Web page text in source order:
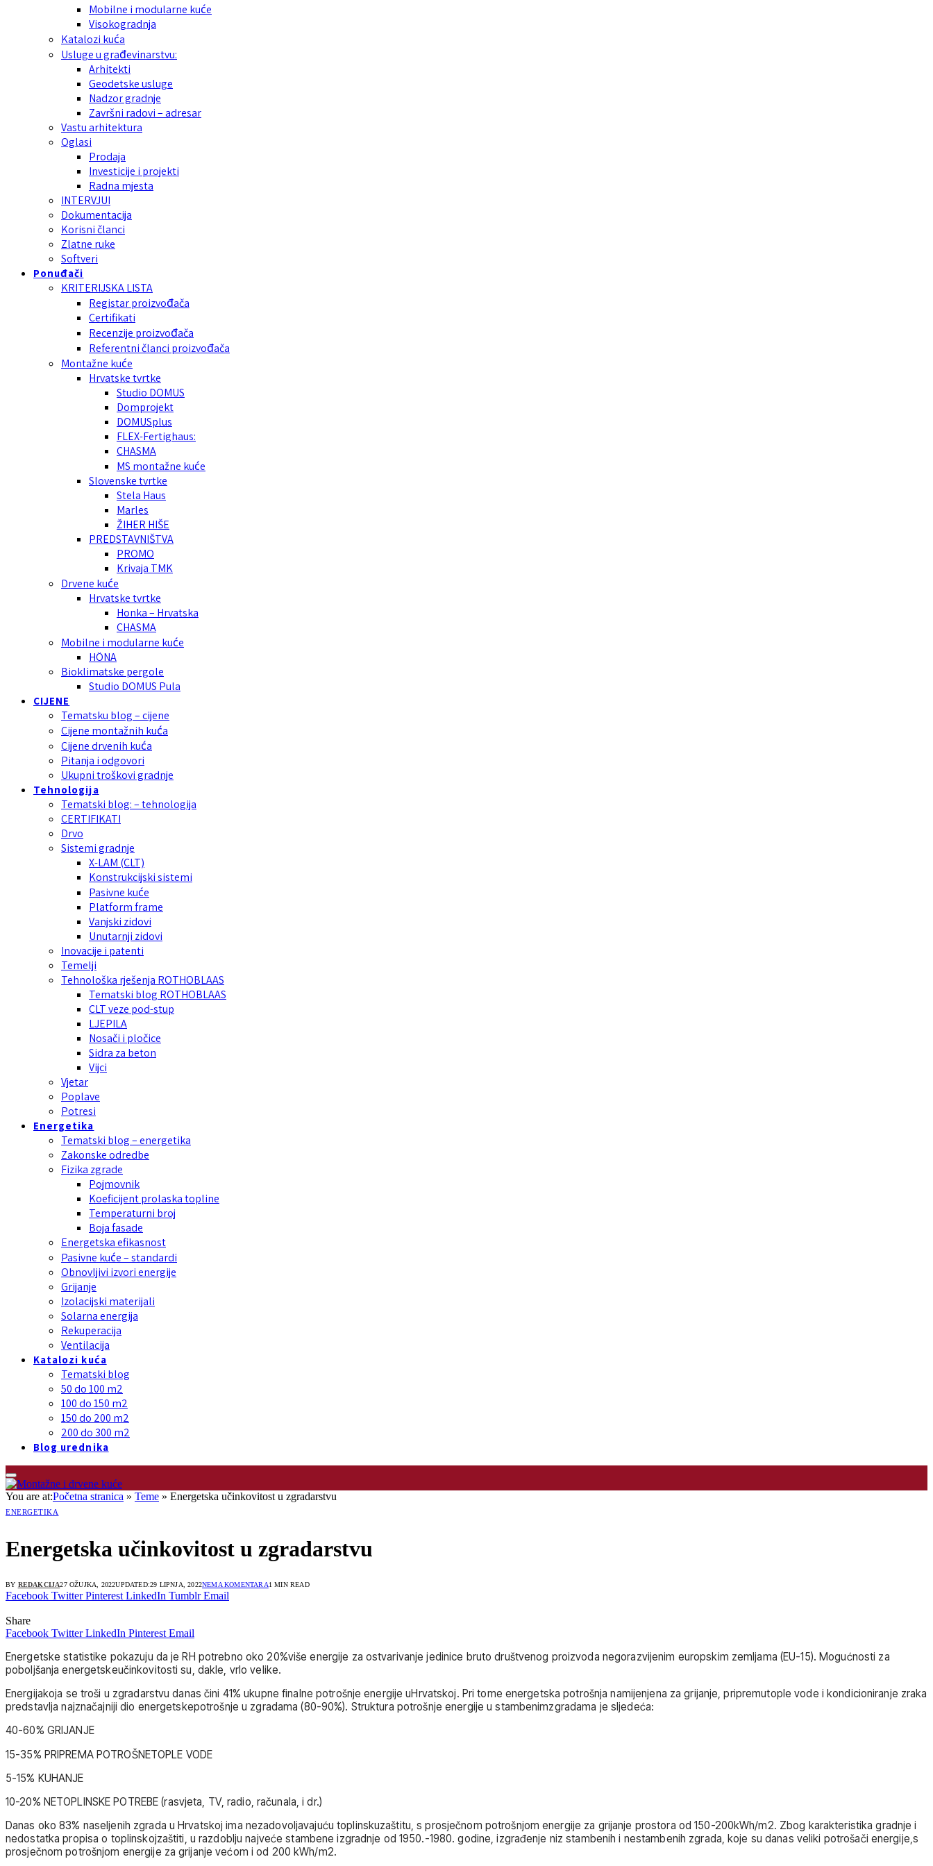
Mobilne i modularne kuće
Visokogradnja
Katalozi kuća
Usluge u građevinarstvu:
Arhitekti
Geodetske usluge
Nadzor gradnje
Završni radovi – adresar
Vastu arhitektura
Oglasi
Prodaja
Investicije i projekti
Radna mjesta
INTERVJUI
Dokumentacija
Korisni članci
Zlatne ruke
Softveri
Ponuđači
KRITERIJSKA LISTA
Registar proizvođača
Certifikati
Recenzije proizvođača
Referentni članci proizvođača
Montažne kuće
Hrvatske tvrtke
Studio DOMUS
Domprojekt
DOMUSplus
FLEX-Fertighaus:
CHASMA
MS montažne kuće
Slovenske tvrtke
Stela Haus
Marles
ŽIHER HIŠE
PREDSTAVNIŠTVA
PROMO
Krivaja TMK
Drvene kuće
Hrvatske tvrtke
Honka – Hrvatska
CHASMA
Mobilne i modularne kuće
HÖNA
Bioklimatske pergole
Studio DOMUS Pula
CIJENE
Tematsku blog – cijene
Cijene montažnih kuća
Cijene drvenih kuća
Pitanja i odgovori
Ukupni troškovi gradnje
Tehnologija
Tematski blog: – tehnologija
CERTIFIKATI
Drvo
Sistemi gradnje
X-LAM (CLT)
Konstrukcijski sistemi
Pasivne kuće
Platform frame
Vanjski zidovi
Unutarnji zidovi
Inovacije i patenti
Temelji
Tehnološka rješenja ROTHOBLAAS
Tematski blog ROTHOBLAAS
CLT veze pod-stup
LJEPILA
Nosači i pločice
Sidra za beton
Vijci
Vjetar
Poplave
Potresi
Energetika
Tematski blog – energetika
Zakonske odredbe
Fizika zgrade
Pojmovnik
Koeficijent prolaska topline
Temperaturni broj
Boja fasade
Energetska efikasnost
Pasivne kuće – standardi
Obnovljivi izvori energije
Grijanje
Izolacijski materijali
Solarna energija
Rekuperacija
Ventilacija
Katalozi kuća
Tematski blog
50 do 100 m2
100 do 150 m2
150 do 200 m2
200 do 300 m2
Blog urednika
You are at:Početna stranica » Teme » Energetska učinkovitost u zgradarstvu
ENERGETIKA
Energetska učinkovitost u zgradarstvu
BY REDAKCIJA27 OŽUJKA, 2022UPDATED:29 LIPNJA, 2022NEMA KOMENTARA1 MIN READ
Facebook Twitter Pinterest LinkedIn Tumblr Email
Share
Facebook Twitter LinkedIn Pinterest Email
Energetske statistike pokazuju da je RH potrebno oko 20%više energije za ostvarivanje jedinice bruto društvenog proizvoda negorazvijenim europskim zemljama (EU-15). Mogućnosti za
poboljšanja energetskeučinkovitosti su, dakle, vrlo velike.
​Energijakoja se troši u zgradarstvu danas čini 41% ukupne finalne potrošnje energije uHrvatskoj. Pri tome energetska potrošnja namijenjena za grijanje, pripremutople vode i kondicioniranje zraka
predstavlja najznačajniji dio energetskepotrošnje u zgradama (80-90%). Struktura potrošnje energije u stambenimzgradama je sljedeća:
40-60% GRIJANJE
15-35% PRIPREMA POTROŠNETOPLE VODE
5-15% KUHANJE
10-20% NETOPLINSKE POTREBE (rasvjeta, TV, radio, računala, i dr.)
Danas oko 83% naseljenih zgrada u Hrvatskoj ima nezadovoljavajuću toplinskuzaštitu, s prosječnom potrošnjom energije za grijanje prostora od 150-200kWh/m2. Zbog karakteristika gradnje i
nedostatka propisa o toplinskojzaštiti, u razdoblju najveće stambene izgradnje od 1950.-1980. godine, izgrađenje niz stambenih i nestambenih zgrada, koje su danas veliki potrošači energije,s
prosječnom potrošnjom energije za grijanje većom i od 200 kWh/m2.